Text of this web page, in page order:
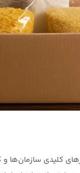
کلیدی سازمان‌ها و